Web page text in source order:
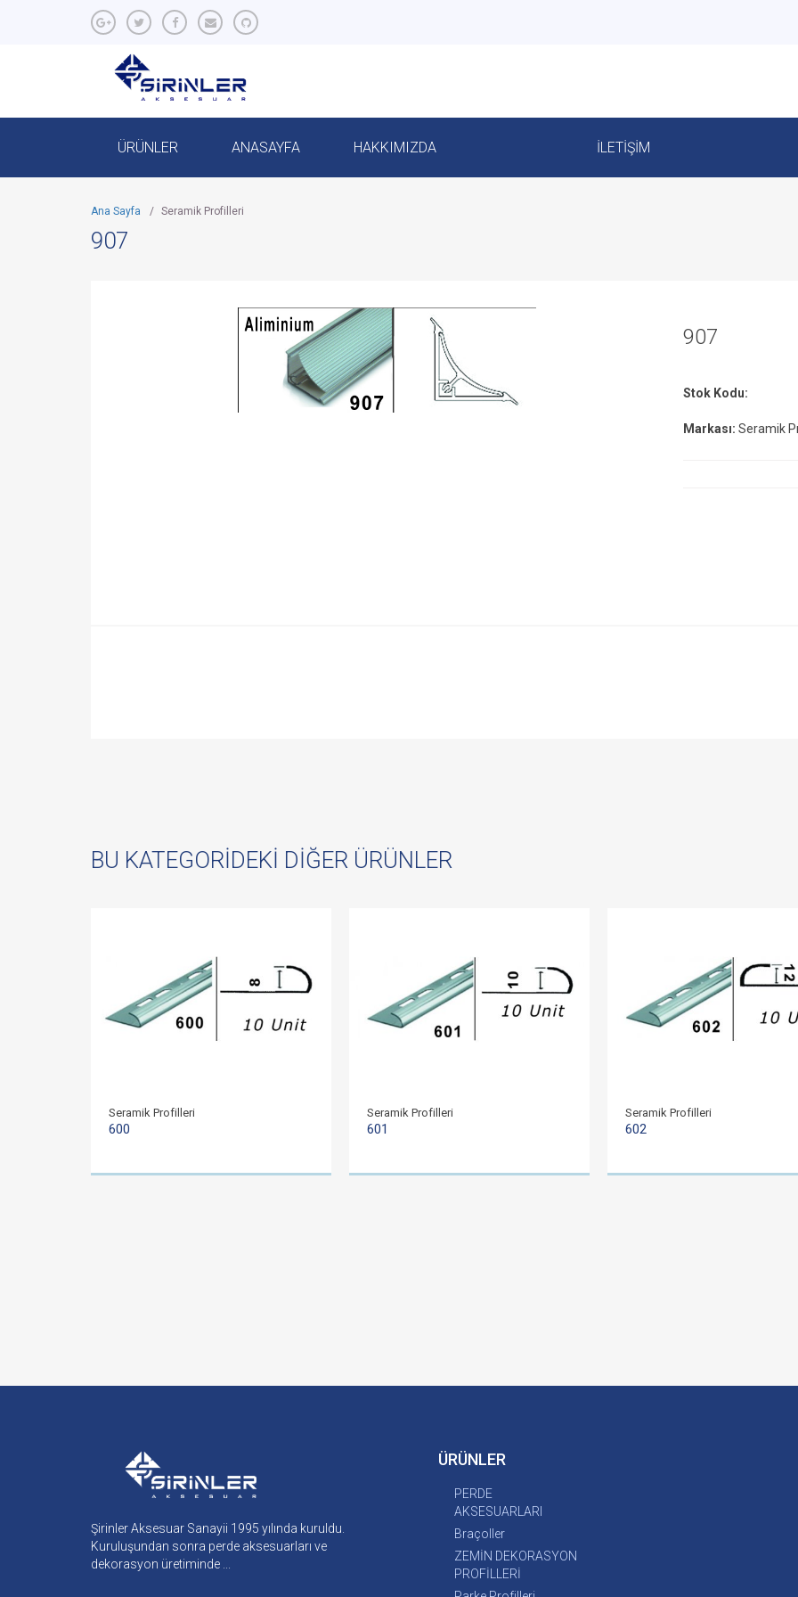
ÜRÜNLER ANASAYFA HAKKIMIZDA İLETIŞIM
Ana Sayfa / Seramik Profilleri
907
907
Stok Kodu:
Markası: Seramik
BU KATEGORIDEKI DIĞER ÜRÜNLER
Seramik Profilleri
600
Seramik Profilleri
601
Seramik Profilleri
602
Şirinler Aksesuar Sanayii 1995 yılında kuruldu.
Kuruluşundan sonra perde aksesuarları ve
dekorasyon üretiminde ...
ÜRÜNLER
PERDE
AKSESUARLARI
Braçoller
ZEMİN DEKORASYON
PROFİLLERİ